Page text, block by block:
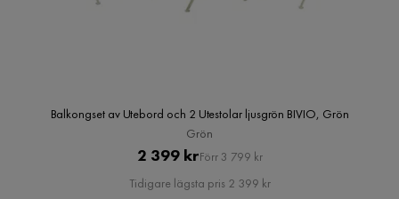
Balkongset av Utebord och 2 Utestolar ljusgrön BIVIO, Grön
Grön
Pris
2 399 krOriginal
Pris
Förr 3 799 kr
Tidigare lägsta pris 2 399 kr